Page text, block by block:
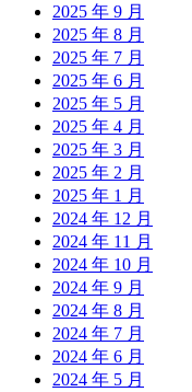
2025 年 9 月
2025 年 8 月
2025 年 7 月
2025 年 6 月
2025 年 5 月
2025 年 4 月
2025 年 3 月
2025 年 2 月
2025 年 1 月
2024 年 12 月
2024 年 11 月
2024 年 10 月
2024 年 9 月
2024 年 8 月
2024 年 7 月
2024 年 6 月
2024 年 5 月